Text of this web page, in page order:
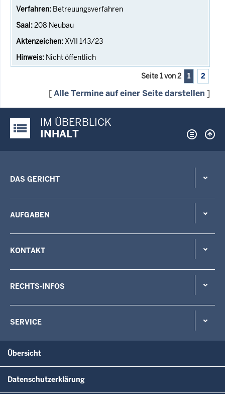
Betreuungsverfahren
208 Neubau
XVII 143/23
Nicht öffentlich
Seite 1 von 2 1 2
[Alle Termine auf einer Seite darstellen ]
Justiz-Portal im Überblick:
IM ÜBERBLICK
INHALT
DAS GERICHT
AUFGABEN
KONTAKT
RECHTS-INFOS
SERVICE
Übersicht
Datenschutzerklärung